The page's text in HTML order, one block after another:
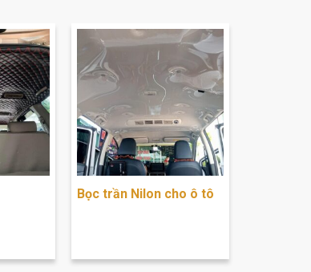
Bọc trần Nilon cho ô tô